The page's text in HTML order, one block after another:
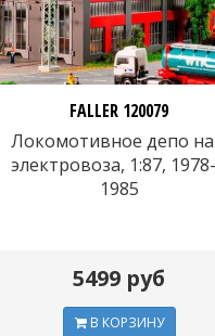
FALLER 120079
Локомотивное депо
электровоза, 1:87,
1985
5499 руб
В КОРЗИНУ